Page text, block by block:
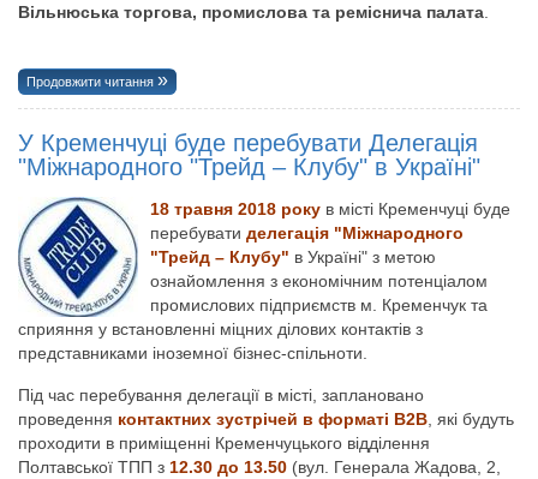
Вільнюська торгова, промислова та реміснича палата
Продовжити читання
У Кременчуці буде перебувати Делегація
"Міжнародного "Трейд – Клубу" в Україні"
18 травня 2018 року в місті Кременчуці буде
перебувати делегація "Міжнародного
"Трейд – Клубу" в Україні" з метою
ознайомлення з економічним потенціалом
промислових підприємств м. Кременчук та
сприяння у встановленні міцних ділових контактів з
представниками іноземної бізнес-спільноти.
Під час перебування делегації в місті, заплановано
проведення контактних зустрічей в форматі В2В , які будуть
проходити в приміщенні Кременчуцького відділення
Полтавської ТПП з 12.30 до 13.50 (вул. Генерала Жадова, 2,